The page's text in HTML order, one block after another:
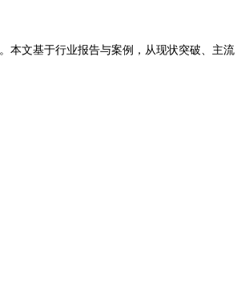
本文基于行业报告与案例，从现状突破、主流